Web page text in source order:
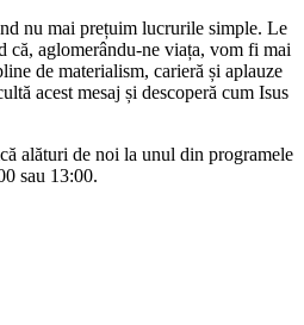
nu mai prețuim lucrurile simple. Le
că, aglomerându-ne viața, vom fi mai
de materialism, carieră și aplauze
acest mesaj și descoperă cum Isus
alături de noi la unul din programele
sau 13:00.